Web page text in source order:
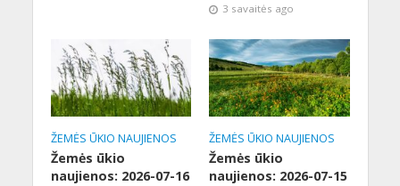
3 savaitės ago
ŽEMĖS ŪKIO NAUJIENOS
Žemės ūkio
naujienos: 2026-07-16
ŽEMĖS ŪKIO NAUJIENOS
Žemės ūkio
naujienos: 2026-07-15